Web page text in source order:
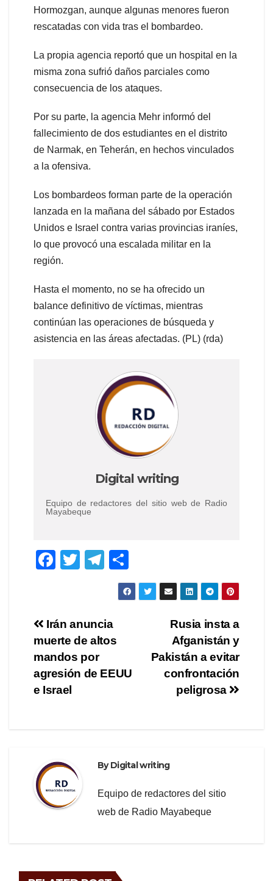
Hormozgan, aunque algunas menores fueron
rescatadas con vida tras el bombardeo.
La propia agencia reportó que un hospital en la
misma zona sufrió daños parciales como
consecuencia de los ataques.
Por su parte, la agencia Mehr informó del
fallecimiento de dos estudiantes en el distrito
de Narmak, en Teherán, en hechos vinculados
a la ofensiva.
Los bombardeos forman parte de la operación
lanzada en la mañana del sábado por Estados
Unidos e Israel contra varias provincias iraníes,
lo que provocó una escalada militar en la
región.
Hasta el momento, no se ha ofrecido un
balance definitivo de víctimas, mientras
continúan las operaciones de búsqueda y
asistencia en las áreas afectadas. (PL) (rda)
Digital writing
Equipo de redactores del sitio web de Radio
Mayabeque
F
e
b
o
o
k
T
er
T
el
gr
a
h
ar
Post
navigation
Rusia insta a
Afganistán y
Pakistán a evitar
confrontación
peligrosa
Irán anuncia
muerte de altos
mandos por
agresión de EEUU
e Israel
ByDigital writing
Equipo de redactores del sitio
web de Radio Mayabeque